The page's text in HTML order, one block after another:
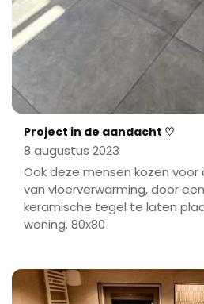
Project in de aandacht ♡
8 augustus 2023
Ook deze mensen kozen
van vloerverwarming, door
keramische tegel te laten
woning. 80x80